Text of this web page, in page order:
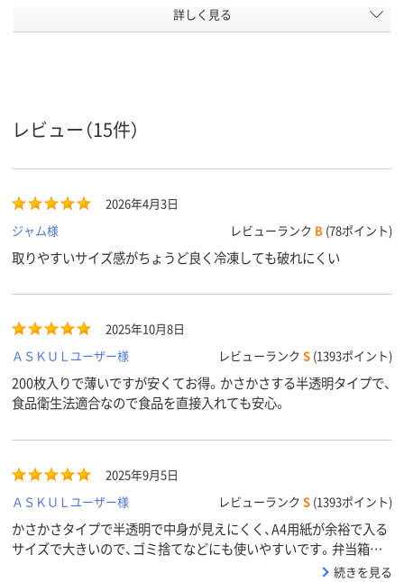
0.03mm 0.02mm
ループ
パッケー
ジ形状
袋入り（吊しひも付
し）
アスクル
詳しく見る
レビュー（15件）
2026年4月3日
ジャム様
レビューランク B (78ポイント)
取りやすいサイズ感がちょうど良く冷凍しても破れにくい
2025年10月8日
ＡＳＫＵＬユーザー様
レビューランク S (1393ポイント)
200枚入りで薄いですが安くてお得。かさかさする半透明タイプで、
食品衛生法適合なので食品を直接入れても安心。
2025年9月5日
ＡＳＫＵＬユーザー様
レビューランク S (1393ポイント)
かさかさタイプで半透明で中身が見えにくく、A4用紙が余裕で入る
サイズで大きいので、ゴミ捨てなどにも使いやすいです。弁当箱を
包んで液漏れ対策や、野菜など食品の小分けにも使っています。
続きを見る